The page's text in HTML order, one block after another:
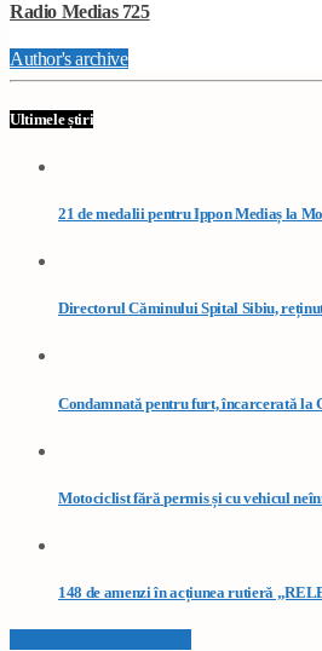
Radio Medias 725
Author's archive
Ultimele știri
21 de medalii pentru Ippon Mediaș la
Directorul Căminului Spital Sibiu,
Condamnată pentru furt, încarcerată la
Motociclist fără permis și cu vehicul
148 de amenzi în acțiunea rutieră